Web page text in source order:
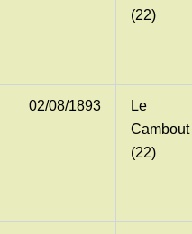
(22)
02/08/1893
Le
Cambout
(22)